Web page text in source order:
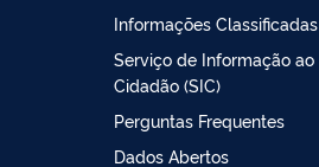
Informações Classificadas
Serviço de Informação ao
Cidadão (SIC)
Perguntas Frequentes
Dados Abertos